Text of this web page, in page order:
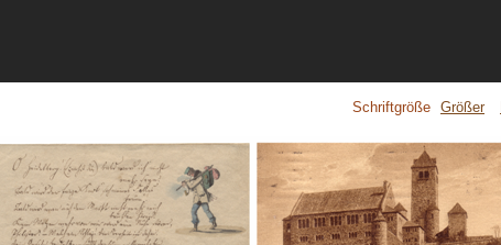
Schriftgröße Größer